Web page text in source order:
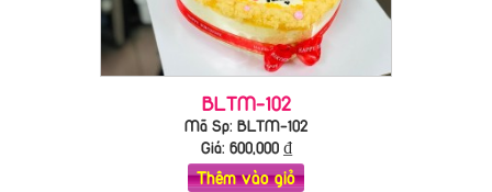
BLTM-102
Mã Sp: BLTM-102
Giá: 600,000₫
Thêm vào giỏ